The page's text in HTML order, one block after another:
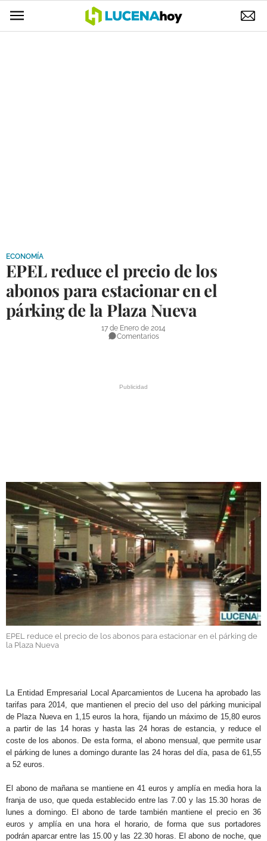
DEPORTES
COMPETICIONES
OBRAS
NECROLÓGICAS
GALERÍAS
ECONOMÍA
EPEL reduce el precio de los
abonos para estacionar en el
párking de la Plaza Nueva
17 de Enero de 2014
Comentarios
EPEL reduce el precio de los abonos para estacionar en el párking de
la Plaza Nueva
La Entidad Empresarial Local Aparcamientos de Lucena ha aprobado las
tarifas para 2014, que mantienen el precio del uso del párking municipal
de Plaza Nueva en 1,15 euros la hora, fijando un máximo de 15,80 euros
a partir de las 14 horas y hasta las 24 horas de estancia, y reduce el
coste de los abonos. De esta forma, el abono mensual, que permite usar
el párking de lunes a domingo durante las 24 horas del día, pasa de 61,55
a 52 euros.
El abono de mañana se mantiene en 41 euros y amplía en media hora la
franja de uso, que queda establecido entre las 7.00 y las 15.30 horas de
lunes a domingo. El abono de tarde también mantiene el precio en 36
euros y amplía en una hora el horario, de forma que sus portadores
podrán aparcar entre las 15.00 y las 22.30 horas. El abono de noche, que